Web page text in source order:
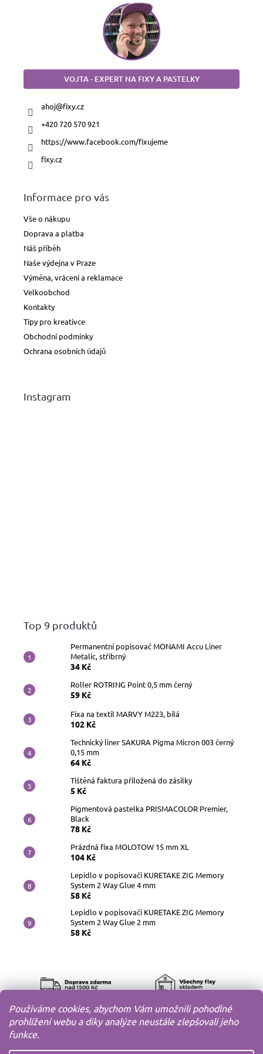
Používáme cookies, abychom Vám umožnili pohodlné
prohlížení webu a díky analýze neustále zlepšovali jeho
funkce.
VOJTA - EXPERT NA FIXY A PASTELKY
ahoj@fixy.cz
+420 720 570 921
https://www.facebook.com/fixujeme
fixy.cz
Informace pro vás
Vše o nákupu
Doprava a platba
Náš příběh
Naše výdejna v Praze
Výměna, vrácení a reklamace
Velkoobchod
Kontakty
Tipy pro kreativce
Obchodní podmínky
Ochrana osobních údajů
Instagram
Top 9 produktů
Permanentní popisovač MONAMI Accu Liner
Metalic, stříbrný
34 Kč
Roller ROTRING Point 0,5 mm černý
59 Kč
Fixa na textil MARVY M223, bílá
102 Kč
Technický liner SAKURA Pigma Micron 003 černý
0,15 mm
64 Kč
Tištěná faktura přiložená do zásilky
5 Kč
Pigmentová pastelka PRISMACOLOR Premier,
Black
78 Kč
Prázdná fixa MOLOTOW 15 mm XL
104 Kč
Lepidlo v popisovači KURETAKE ZIG Memory
System 2 Way Glue 4 mm
58 Kč
Lepidlo v popisovači KURETAKE ZIG Memory
System 2 Way Glue 2 mm
58 Kč